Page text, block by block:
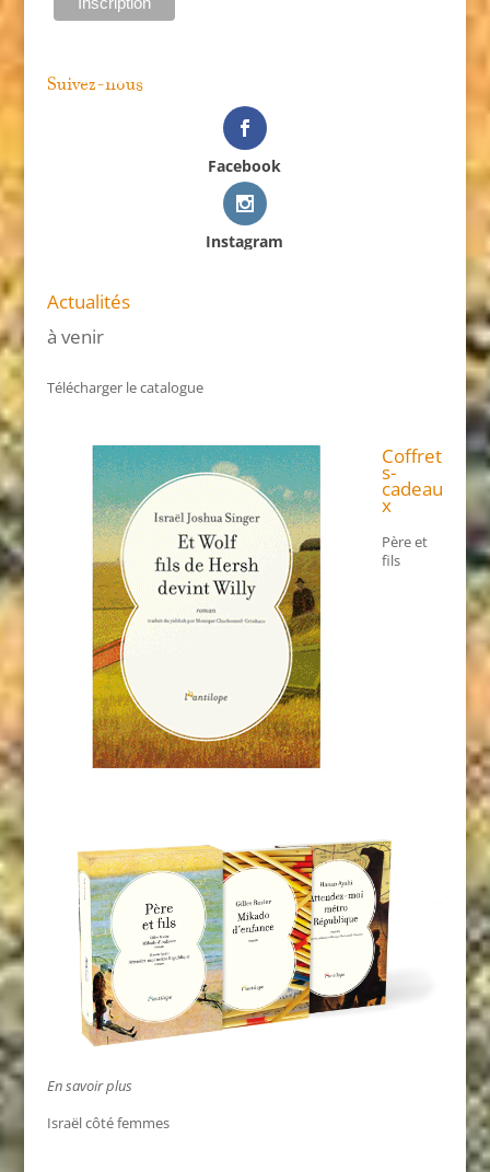
Suivez-nous
Facebook
Instagram
Actualités
à venir
Télécharger le catalogue
Coffret
s-
cadeau
x
Père et
fils
En savoir plus
Israël côté femmes